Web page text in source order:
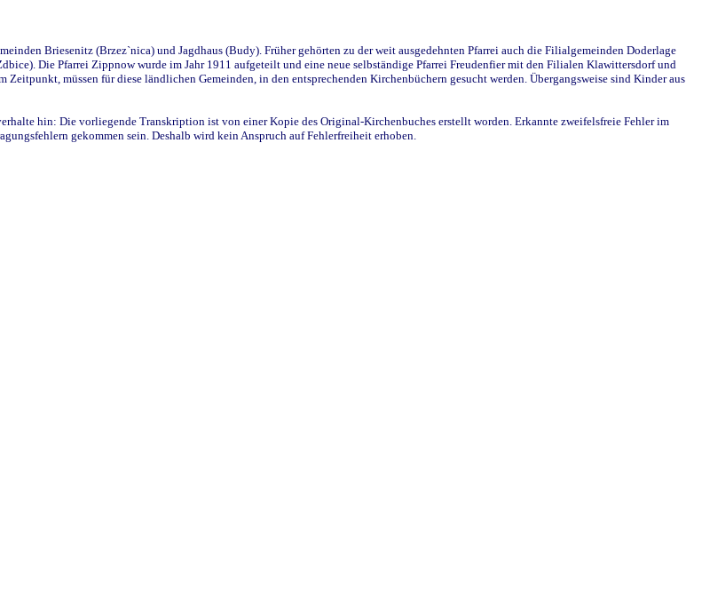
Briesenitz (Brzez`nica) und Jagdhaus (Budy). Früher gehörten zu der weit ausgedehnten Pfarrei auch die Filialgemeinden Doderlage
Die Pfarrei Zippnow wurde im Jahr 1911 aufgeteilt und eine neue selbständige Pfarrei Freudenfier mit den Filialen Klawittersdorf und
müssen für diese ländlichen Gemeinden, in den entsprechenden Kirchenbüchern gesucht werden. Übergangsweise sind Kinder aus
hin: Die vorliegende Transkription ist von einer Kopie des Original-Kirchenbuches erstellt worden. Erkannte zweifelsfreie Fehler im
gekommen sein. Deshalb wird kein Anspruch auf Fehlerfreiheit erhoben.